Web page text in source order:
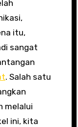
itu,
sangat
. Salah satu
melalui
ini, kita